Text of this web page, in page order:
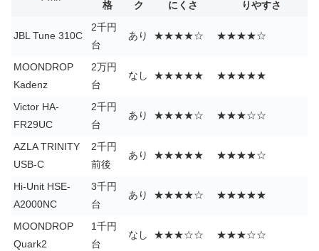
格
ク
にくさ
りやすさ
JBL Tune 310C
2千円
台
あり ★★★★☆ ★★★★☆
MOONDROP
Kadenz
2万円
台
なし ★★★★★ ★★★★★
Victor HA-
FR29UC
2千円
台
あり ★★★★☆ ★★★☆☆
AZLA TRINITY
USB-C
2千円
前後
あり ★★★★★ ★★★★☆
Hi-Unit HSE-
A2000NC
3千円
台
あり ★★★★☆ ★★★★★
MOONDROP
Quark2
1千円
台
なし ★★★☆☆ ★★★☆☆